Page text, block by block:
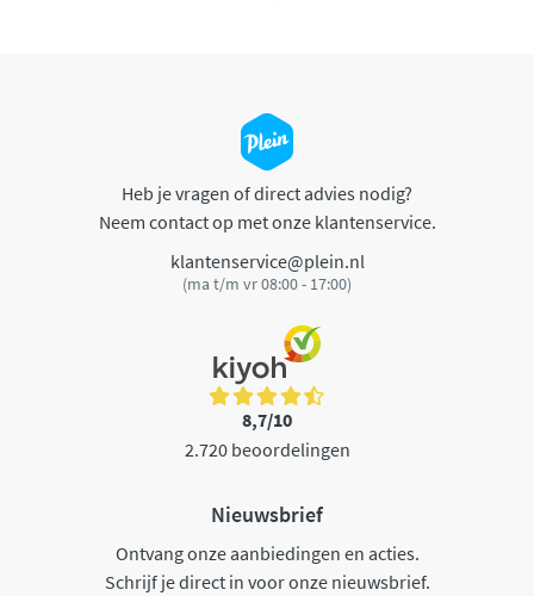
Heb je vragen of direct advies nodig?
Neem contact op met onze klantenservice.
klantenservice@plein.nl
(ma t/m vr 08:00 - 17:00)
8,7/10
2.720 beoordelingen
Nieuwsbrief
Ontvang onze aanbiedingen en acties.
Schrijf je direct in voor onze nieuwsbrief.